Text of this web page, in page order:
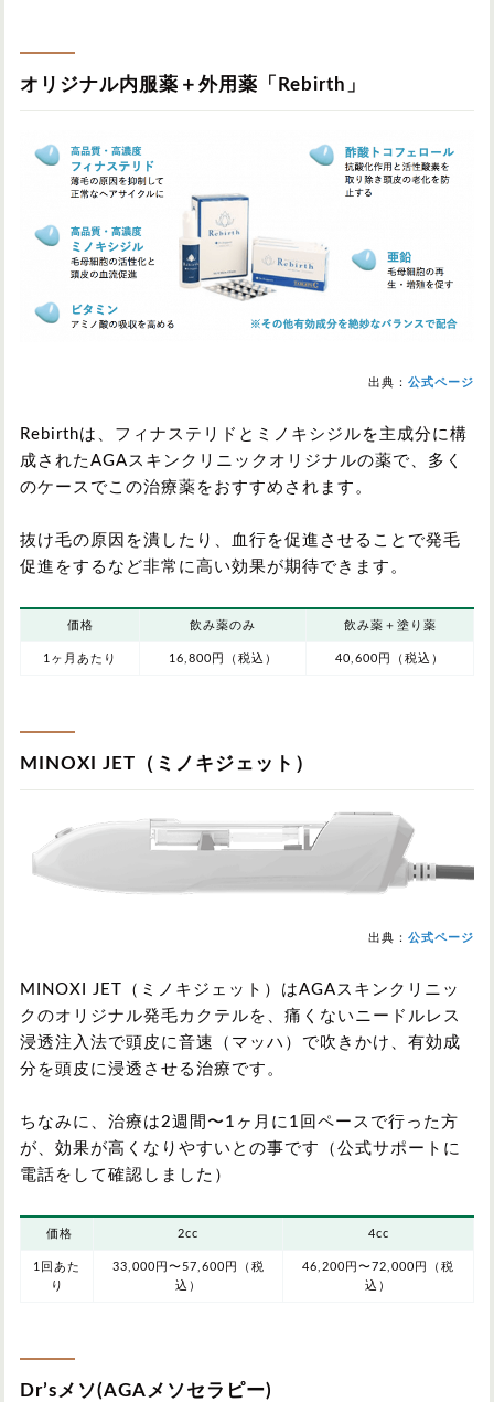
オリジナル内服薬＋外用薬「Rebirth」
出典： 公式ページ
Rebirthは、フィナステリドとミノキシジルを主成分に構
成されたAGAスキンクリニックオリジナルの薬で、多く
のケースでこの治療薬をおすすめされます。
抜け毛の原因を潰したり、血行を促進させることで発毛
促進をするなど非常に高い効果が期待できます。
価格 飲み薬のみ 飲み薬＋塗り薬
1ヶ月あたり 16,800円（税込） 40,600円（税込）
MINOXI JET（ミノキジェット）
出典： 公式ページ
MINOXI JET（ミノキジェット）はAGAスキンクリニッ
クのオリジナル発毛カクテルを、痛くないニードルレス
浸透注入法で頭皮に音速（マッハ）で吹きかけ、有効成
分を頭皮に浸透させる治療です。
ちなみに、治療は2週間〜1ヶ月に1回ペースで行った方
が、効果が高くなりやすいとの事です（公式サポートに
電話をして確認しました）
価格 2cc 4cc
1回あた
り
33,000円〜57,600円（税
込）
46,200円〜72,000円（税
込）
Dr’sメソ(AGAメソセラピー)